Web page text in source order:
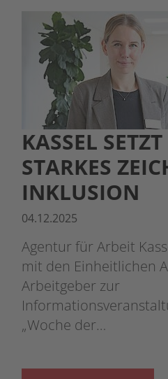
KASSEL
STARKES
INKLUSION
04.12.2025
Agentur für Arbeit
mit den Einheitlichen
Arbeitgeber zur
„Woche der…